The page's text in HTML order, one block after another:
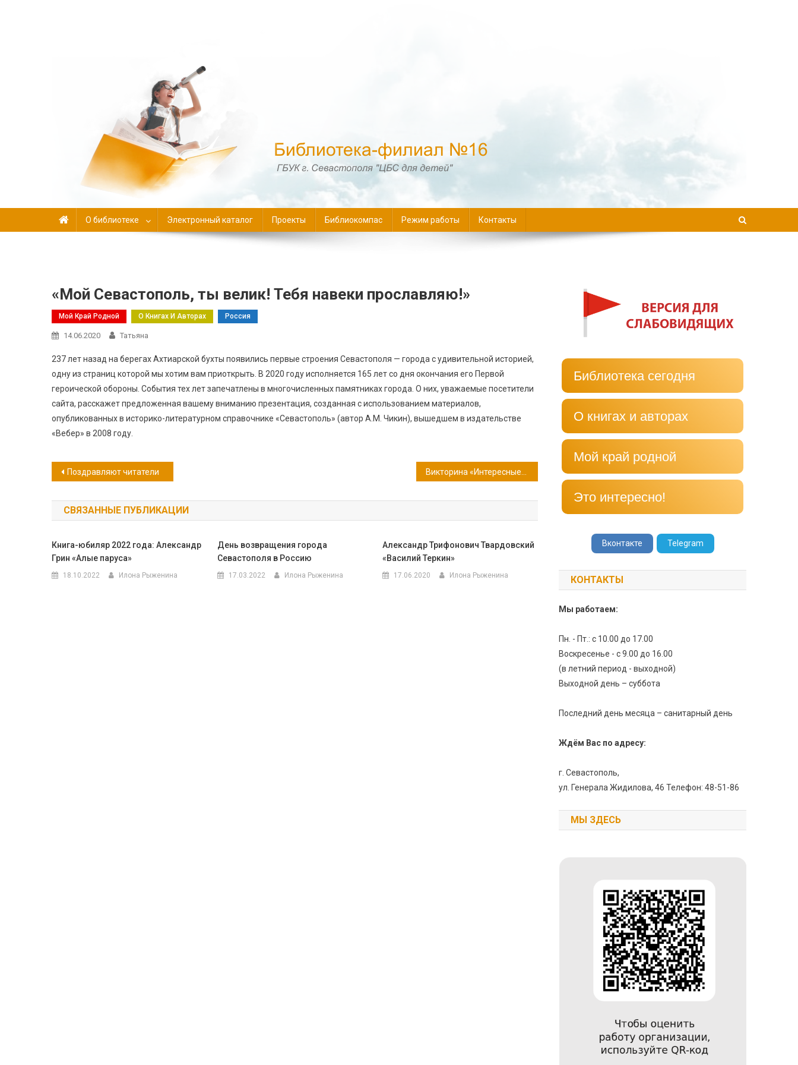
О библиотеке Электронный каталог Проекты Библиокомпас Режим работы Контакты
«Мой Севастополь, ты велик! Тебя навеки прославляю!»
Мой Край Родной О Книгах И Авторах Россия
14.06.2020 Татьяна
237 лет назад на берегах Ахтиарской бухты появились первые строения Севастополя — города с удивительной историей,
одну из страниц которой мы хотим вам приоткрыть. В 2020 году исполняется 165 лет со дня окончания его Первой
героической обороны. События тех лет запечатлены в многочисленных памятниках города. О них, уважаемые посетители
сайта, расскажет предложенная вашему вниманию презентация, созданная с использованием материалов,
опубликованных в историко-литературном справочнике «Севастополь» (автор А.М. Чикин), вышедшем в издательстве
«Вебер» в 2008 году.
Навигация
по
записям
Поздравляют читатели
СВЯЗАННЫЕ ПУБЛИКАЦИИ
Книга-юбиляр 2022 года: Александр
Грин «Алые паруса»
18.10.2022 Илона Рыженина
День возвращения города
Севастополя в Россию
17.03.2022 Илона Рыженина
Александр Трифонович Твардовский
«Василий Теркин»
17.06.2020 Илона Рыженина
Библиотека сегодня
О книгах и авторах
Мой край родной
Это интересно!
Вконтакте Telegram
КОНТАКТЫ
Мы работаем:
Пн. - Пт.: с 10.00 до 17.00
Воскресенье - с 9.00 до 16.00
(в летний период - выходной)
Выходной день – суббота
Последний день месяца – санитарный день
Ждём Вас по адресу:
г. Севастополь,
ул. Генерала Жидилова, 46 Телефон: 48-51-86
МЫ ЗДЕСЬ